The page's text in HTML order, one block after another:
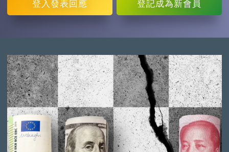
登入 發表回應 登記成為新會員